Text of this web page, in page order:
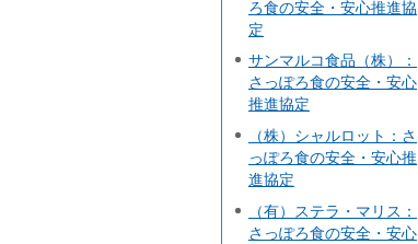
ろ食の安全・安心推進協
定
サンマルコ食品（株）：
さっぽろ食の安全・安心
推進協定
（株）シャルロット：さ
っぽろ食の安全・安心推
進協定
（有）ステラ・マリス：
さっぽろ食の安全・安心